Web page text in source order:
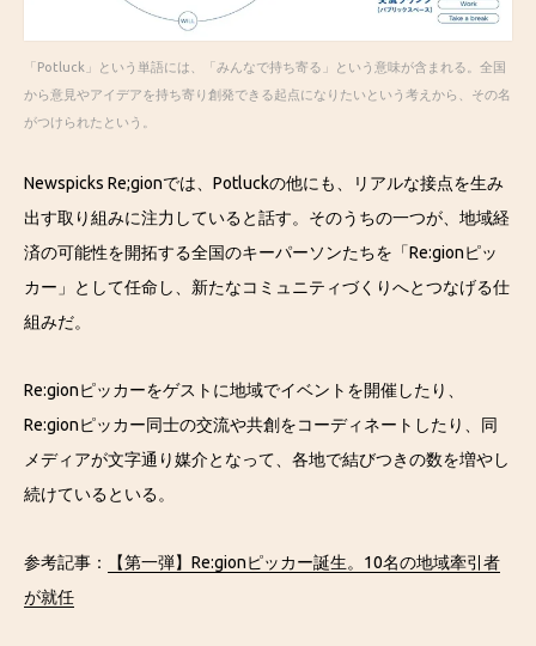
「Potluck」という単語には、「みんなで持ち寄る」という意味が含まれる。全国
から意見やアイデアを持ち寄り創発できる起点になりたいという考えから、その名
がつけられたという。
Newspicks Re;gionでは、Potluckの他にも、リアルな接点を生み
出す取り組みに注力していると話す。そのうちの一つが、地域経
済の可能性を開拓する全国のキーパーソンたちを「Re:gionピッ
カー」として任命し、新たなコミュニティづくりへとつなげる仕
組みだ。
Re:gionピッカーをゲストに地域でイベントを開催したり、
Re:gionピッカー同士の交流や共創をコーディネートしたり、同
メディアが文字通り媒介となって、各地で結びつきの数を増やし
続けているといる。
参考記事：
【第一弾】Re:gionピッカー誕生。10名の地域牽引者
が就任